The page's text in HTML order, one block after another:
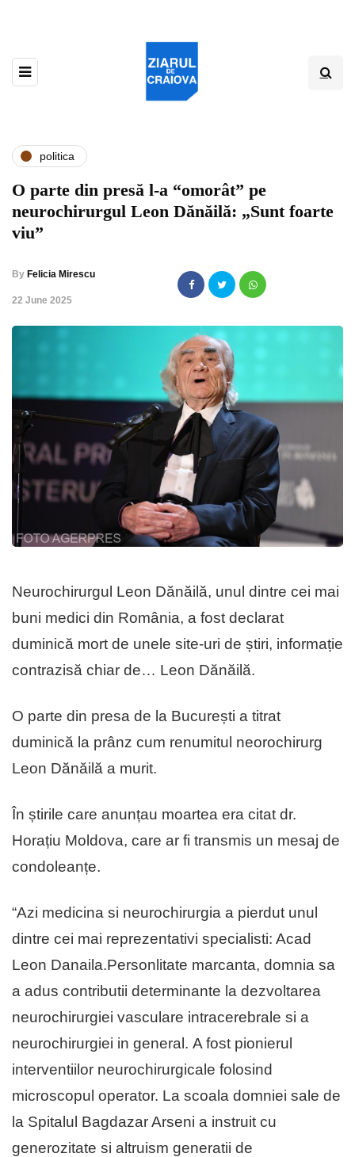
politica
O parte din presă l-a “omorât” pe
neurochirurgul Leon Dănăilă: „Sunt foarte
viu”
By Felicia Mirescu
,22 June 2025
Neurochirurgul Leon Dănăilă, unul dintre cei mai
buni medici din România, a fost declarat
duminică mort de unele site-uri de știri, informație
contrazisă chiar de… Leon Dănăilă.
O parte din presa de la București a titrat
duminică la prânz cum renumitul neorochirurg
Leon Dănăilă a murit.
În știrile care anunțau moartea era citat dr.
Horațiu Moldova, care ar fi transmis un mesaj de
condoleanțe.
“Azi medicina si neurochirurgia a pierdut unul
dintre cei mai reprezentativi specialisti: Acad
Leon Danaila.Personlitate marcanta, domnia sa
a adus contributii determinante la dezvoltarea
neurochirurgiei vasculare intracerebrale si a
neurochirurgiei in general. A fost pionierul
interventiilor neurochirurgicale folosind
microscopul operator. La scoala domniei sale de
la Spitalul Bagdazar Arseni a instruit cu
generozitate si altruism generatii de